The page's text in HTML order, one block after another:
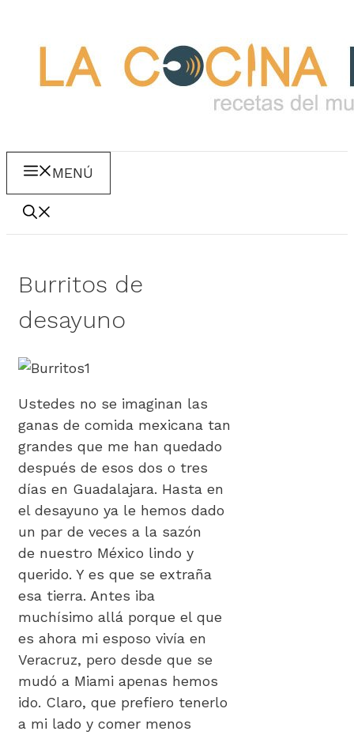
MENÚ
Burritos de
desayuno
Ustedes no se imaginan las
ganas de comida mexicana tan
grandes que me han quedado
después de esos dos o tres
días en Guadalajara. Hasta en
el desayuno ya le hemos dado
un par de veces a la sazón
de nuestro México lindo y
querido. Y es que se extraña
esa tierra. Antes iba
muchísimo allá porque el que
es ahora mi esposo vivía en
Veracruz, pero desde que se
mudó a Miami apenas hemos
ido. Claro, que prefiero tenerlo
a mi lado y comer menos